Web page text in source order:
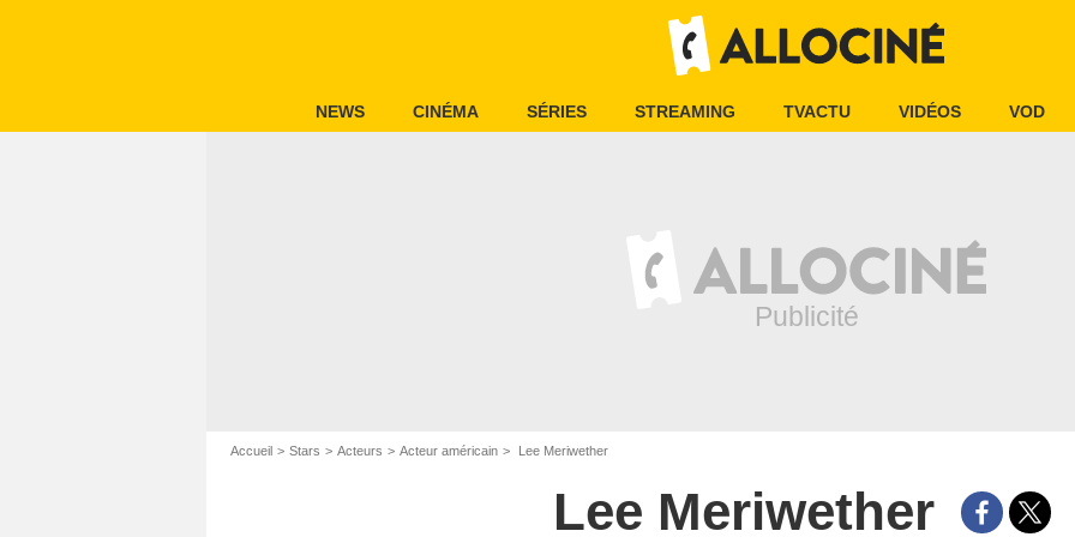
NEWS CINÉMA SÉRIES STREAMING TVACTU VIDÉOS VOD
Accueil Stars Acteurs Acteur américain Lee Meriwether
Lee Meriwether